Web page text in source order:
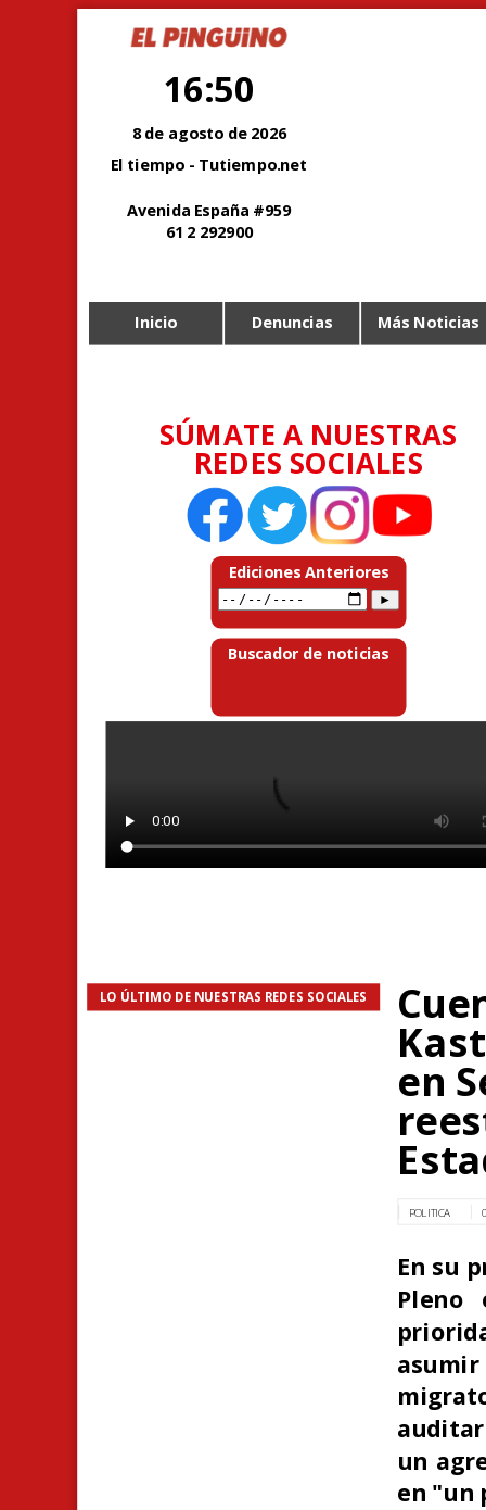
16:50
8 de agosto de 2026
El tiempo - Tutiempo.net
Avenida España #959
61 2 292900
Inicio Denuncias Más Noticias
SÚMATE A NUESTRAS
REDES SOCIALES
Ediciones Anteriores
Buscador de noticias
LO ÚLTIMO DE NUESTRAS REDES SOCIALES
en
POLITICA
En su
Pleno
un
en "un